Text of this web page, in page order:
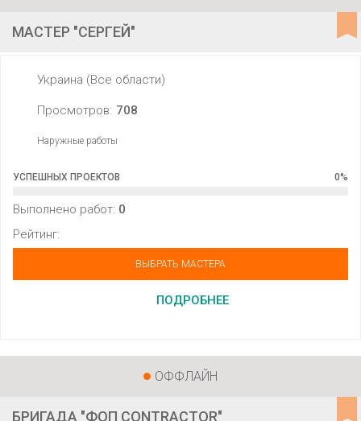
МАСТЕР "СЕРГЕЙ"
Украина (Все области)
Просмотров: 708
Наружные работы
УСПЕШНЫХ ПРОЕКТОВ 0%
Выполнено работ: 0
Рейтинг:
ВЫБРАТЬ МАСТЕРА
ПОДРОБНЕЕ
ОФФЛАЙН
БРИГАДА "ФОП CONTRACTOR"